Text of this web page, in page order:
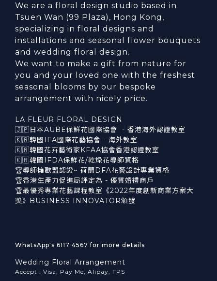
We are a floral design studio based in
Tsuen Wan (99 Plaza), Hong Kong,
specializing in floral designs and
installations and seasonal flower bouquets
and wedding floral design.
We want to make a gift from nature for
you and your loved one with the freshest
seasonal blooms by our bespoke
arrangement with nicely price.
LA FLEUR FLORAL DESIGN
🇯🇵日本AUBE保鮮花國際協會 - 香港海外認證教室
🇰🇷韓國IFA國際花藝協會 - 海外教室
🇰🇷韓國花卉藝術家KFAA協會香港認證教室
🇰🇷韓國IFDA保鮮花/乾燥花導師資格
🏆導師擁歐盟認證~ 荷蘭DFA花藝設計專業資格
🏆香港生產力促進局評定為 - 優質婚禮商戶
🏆最優秀專業花藝課程教室《2022年度創新商業方案大
獎》BUSINESS INNOVATOR頒發
WhatsApp's 6117 4567 for more details
Wedding Floral Arrangement
Accept : Visa, Pay Me, Alipay, FPS